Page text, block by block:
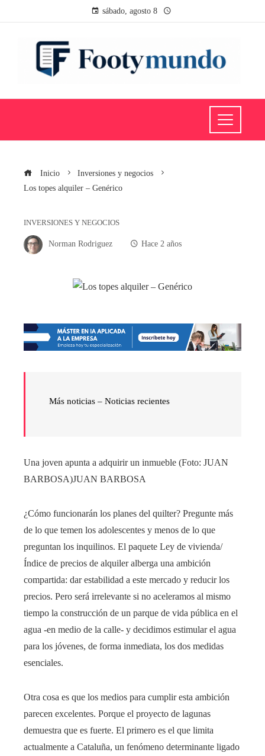
sábado, agosto 8
Inicio
Inversiones y negocios
Los topes alquiler – Genérico
INVERSIONES Y NEGOCIOS
Norman Rodriguez Hace 2 años
Más noticias – Noticias recientes
Una joven apunta a adquirir un inmueble (Foto: JUAN
BARBOSA)JUAN BARBOSA
¿Cómo funcionarán los planes del quilter? Pregunte más
de lo que temen los adolescentes y menos de lo que
preguntan los inquilinos. El paquete Ley de vivienda/
Índice de precios de alquiler alberga una ambición
compartida: dar estabilidad a este mercado y reducir los
precios. Pero será irrelevante si no aceleramos al mismo
tiempo la construcción de un parque de vida pública en el
agua -en medio de la calle- y decidimos estimular el agua
para los jóvenes, de forma inmediata, los dos medidas
esenciales.
Otra cosa es que los medios para cumplir esta ambición
parecen excelentes. Porque el proyecto de lagunas
demuestra que es fuerte. El primero es el que limita
actualmente a Cataluña, un fenómeno determinante ligado